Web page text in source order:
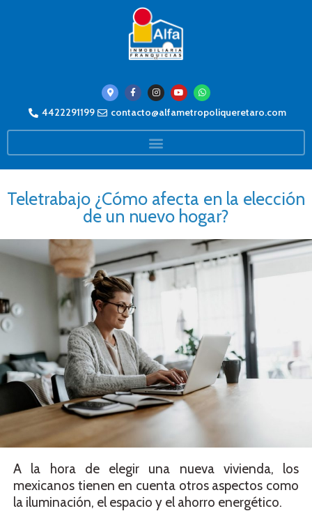
4422291199 contacto@alfametropoliqueretaro.com
Teletrabajo ¿Cómo afecta en la elección
de un nuevo hogar?
A la hora de elegir una nueva vivienda, los
mexicanos tienen en cuenta otros aspectos como
la iluminación, el espacio y el ahorro energético.